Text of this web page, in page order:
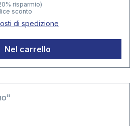
risparmio)
sconto
di spedizione
Nel carrello